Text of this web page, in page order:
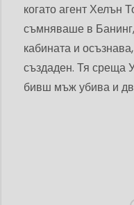
когато агент Хелън
съмняваше в
кабината и
създаден. Тя среща
бивш мъж убива и